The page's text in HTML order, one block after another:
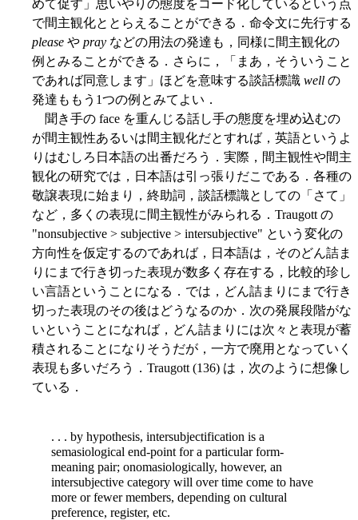
めて促す」思いやりの態度をコード化しているという点
で間主観化ととらえることができる．命令文に先行する
please や pray などの用法の発達も，同様に間主観化の
例とみることができる．さらに，「まあ，そういうこと
であれば同意します」ほどを意味する談話標識 well の
発達ももう1つの例とみてよい．
聞き手の face を重んじる話し手の態度を埋め込むの
が間主観性あるいは間主観化だとすれば，英語というよ
りはむしろ日本語の出番だろう．実際，間主観性や間主
観化の研究では，日本語は引っ張りだこである．各種の
敬譲表現に始まり，終助詞，談話標識としての「さて」
など，多くの表現に間主観性がみられる．Traugott の
"nonsubjective > subjective > intersubjective" という変化の
方向性を仮定するのであれば，日本語は，そのどん詰ま
りにまで行き切った表現が数多く存在する，比較的珍し
い言語ということになる．では，どん詰まりにまで行き
切った表現のその後はどうなるのか．次の発展段階がな
いということになれば，どん詰まりには次々と表現が蓄
積されることになりそうだが，一方で廃用となっていく
表現も多いだろう．Traugott (136) は，次のように想像し
ている．
. . . by hypothesis, intersubjectification is a
semasiological end-point for a particular form-
meaning pair; onomasiologically, however, an
intersubjective category will over time come to have
more or fewer members, depending on cultural
preference, register, etc.